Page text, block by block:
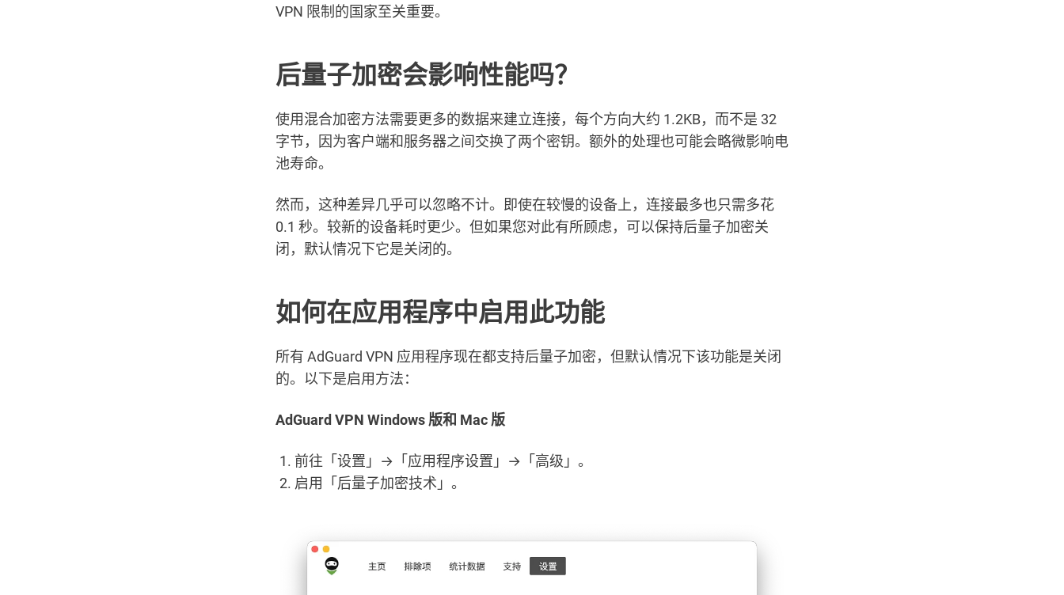
VPN 限制的国家至关重要。
后量子加密会影响性能吗？
使用混合加密方法需要更多的数据来建立连接，每个方向大约 1.2KB，而不是 32
字节，因为客户端和服务器之间交换了两个密钥。额外的处理也可能会略微影响电
池寿命。
然而，这种差异几乎可以忽略不计。即使在较慢的设备上，连接最多也只需多花
0.1 秒。较新的设备耗时更少。但如果您对此有所顾虑，可以保持后量子加密关
闭，默认情况下它是关闭的。
如何在应用程序中启用此功能
所有 AdGuard VPN 应用程序现在都支持后量子加密，但默认情况下该功能是关闭
的。以下是启用方法：
AdGuard VPN Windows 版和 Mac 版
前往「设置」→「应用程序设置」→「高级」。
启用「后量子加密技术」。